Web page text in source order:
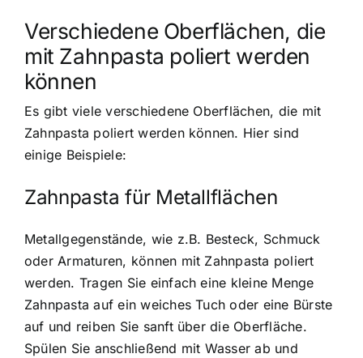
Verschiedene Oberflächen, die
mit Zahnpasta poliert werden
können
Es gibt viele verschiedene Oberflächen, die mit
Zahnpasta poliert werden können. Hier sind
einige Beispiele:
Zahnpasta für Metallflächen
Metallgegenstände, wie z.B. Besteck, Schmuck
oder Armaturen, können mit Zahnpasta poliert
werden. Tragen Sie einfach eine kleine Menge
Zahnpasta auf ein weiches Tuch oder eine Bürste
auf und reiben Sie sanft über die Oberfläche.
Spülen Sie anschließend mit Wasser ab und